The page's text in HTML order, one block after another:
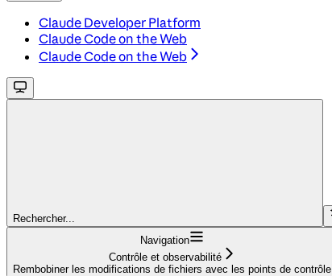
Claude Developer Platform
Claude Code on the Web
Claude Code on the Web
Rechercher...
Navigation
Contrôle et observabilité
Rembobiner les modifications de fichiers avec les points de contrôle